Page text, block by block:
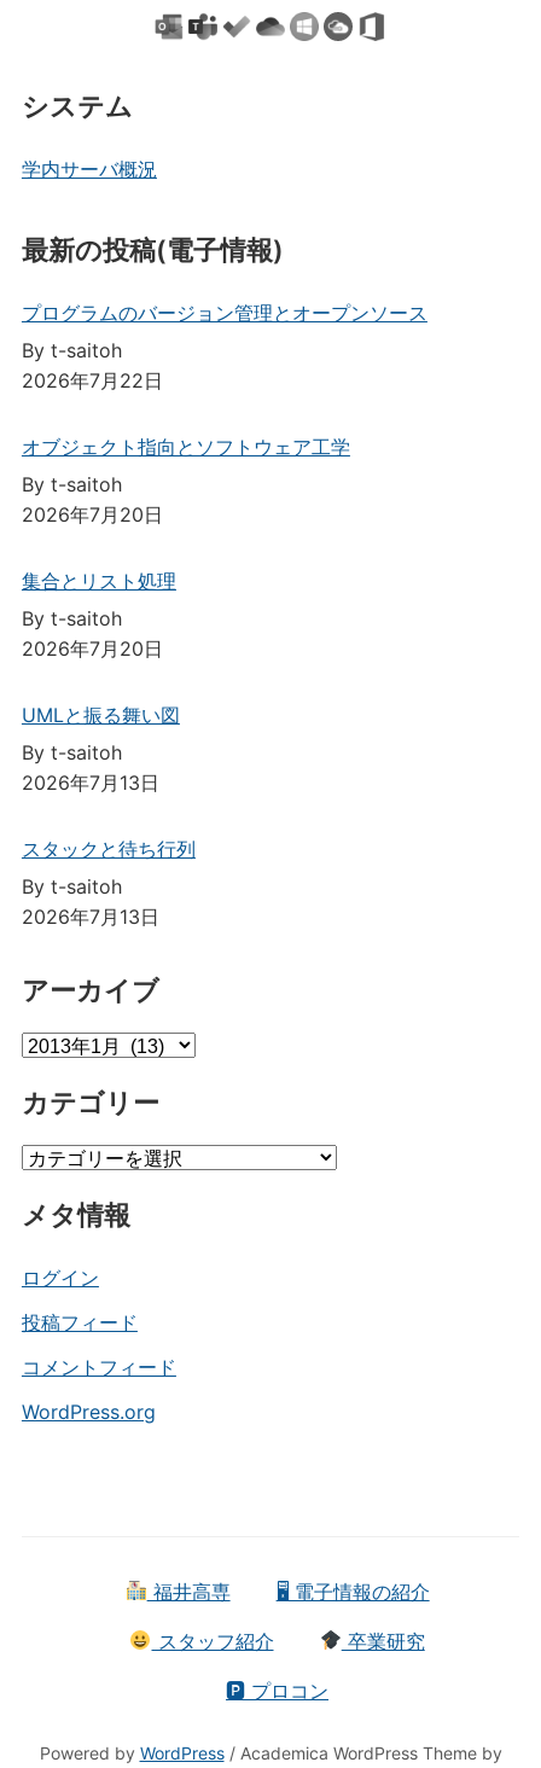
システム
学内サーバ概況
最新の投稿(電子情報)
プログラムのバージョン管理とオープンソース
By t-saitoh
2026年7月22日
オブジェクト指向とソフトウェア工学
By t-saitoh
2026年7月20日
集合とリスト処理
By t-saitoh
2026年7月20日
UMLと振る舞い図
By t-saitoh
2026年7月13日
スタックと待ち行列
By t-saitoh
2026年7月13日
アーカイブ
ア
カ
ブ
カテゴリー
カ
ゴ
ー
メタ情報
ログイン
投稿フィード
コメントフィード
WordPress.org
福井高専 🖥 電子情報の紹介
スタッフ紹介 卒業研究
🅿 プロコン
Powered by WordPress/ Academica WordPress Theme by